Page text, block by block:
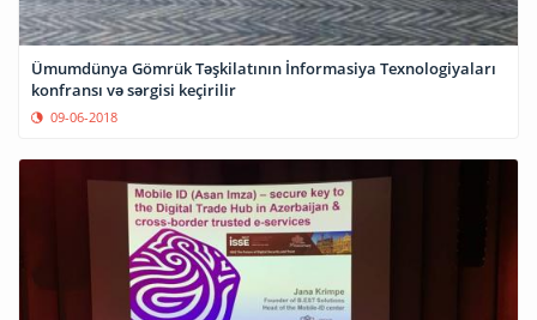
Ümumdünya Gömrük Təşkilatının İnformasiya Texnologiyaları
konfransı və sərgisi keçirilir
09-06-2018